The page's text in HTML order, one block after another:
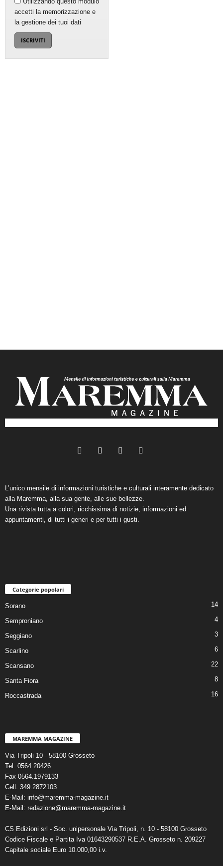
accetti la memorizzazione e
la gestione dei tuoi dati
L’unico mensile di informazioni turistiche e culturali interamente dedicato
alla Maremma, alla sua gente, alle sue bellezze.
Una rivista tutta a colori, ricchissima di notizie, informazioni ed
appuntamenti, di tutti i generi e per tutti i gusti.
Categorie popolari
Sorano 14
Semproniano 4
Seggiano 3
Scarlino 6
Scansano 22
Santa Fiora 8
Roccastrada 16
MAREMMA MAGAZINE
Via Tripoli 10 - 58100 Grosseto
Tel. 0564.20426
Fax 0564.1979133
Cell. 349.2872103
E-Mail: info@maremma-magazine.it
E-Mail: redazione@maremma-magazine.it
CS Edizioni srl - Soc. unipersonale Via Tripoli, n. 10 - 58100 Grosseto
Codice Fiscale e Partita Iva 01643290537 R.E.A. Grosseto n. 209227
Capitale sociale Euro 10.000,00 i.v.